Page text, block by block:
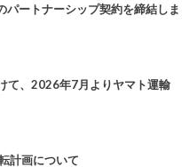
パートナーシップ契約を締結しま
て、2026年7月よりヤマト運輸
計画について